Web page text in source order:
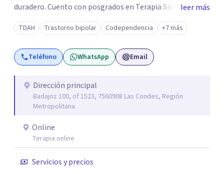
duradero. Cuento con posgrados en Terapia Sistémica
Familiar y de Pareja, Terapia Cognitiva Procesal Sistémica
Postracionalista y un Diplomado en Psicología Forense,
además de formación y certificación como Terapeuta
EMDR, enfoque especializado en el tratamiento de
combinación de herramientas me permite integrar
distintas perspectivas terapéuticas, adaptándolas a las
necesidades únicas de cada persona o pareja que consulta.
leer más
TDAH Trastorno bipolar Codependencia +7 más
Teléfono WhatsApp Email
Dirección principal
Badajoz 100, of 1523, 7560908 Las Condes, Región
Metropolitana
Online
Terapia online
Servicios y precios